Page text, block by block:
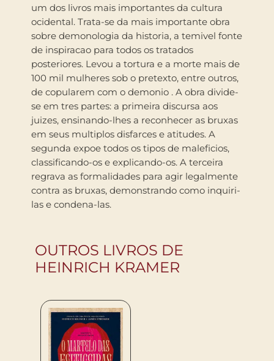
um dos livros mais importantes da cultura
ocidental. Trata-se da mais importante obra
sobre demonologia da historia, a temivel fonte
de inspiracao para todos os tratados
posteriores. Levou a tortura e a morte mais de
100 mil mulheres sob o pretexto, entre outros,
de copularem com o demonio . A obra divide-
se em tres partes: a primeira discursa aos
juizes, ensinando-lhes a reconhecer as bruxas
em seus multiplos disfarces e atitudes. A
segunda expoe todos os tipos de maleficios,
classificando-os e explicando-os. A terceira
regrava as formalidades para agir legalmente
contra as bruxas, demonstrando como inquiri-
las e condena-las.
OUTROS LIVROS DE
HEINRICH KRAMER